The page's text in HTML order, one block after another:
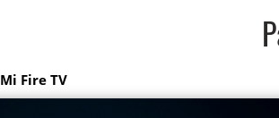
Mi Fire TV